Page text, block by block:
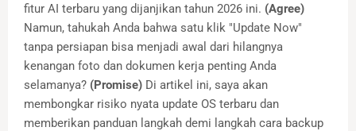
fitur AI terbaru yang dijanjikan tahun 2026 ini. (Agree)
Namun, tahukah Anda bahwa satu klik "Update Now"
tanpa persiapan bisa menjadi awal dari hilangnya
kenangan foto dan dokumen kerja penting Anda
selamanya? (Promise) Di artikel ini, saya akan
membongkar risiko nyata update OS terbaru dan
memberikan panduan langkah demi langkah cara backup